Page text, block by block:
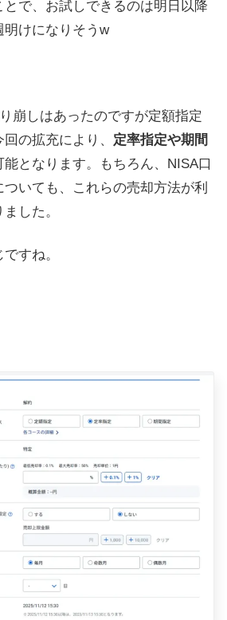
とで、お試しできるのは明日以降
明けになりそうw
崩しはあったのですが定額指定
の拡充により、 定率指定や期間
となります。もちろん、NISA口
いても、これらの売却方法が利
した。
すね。